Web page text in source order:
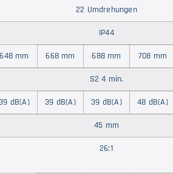
22 Umdrehungen
IP44
648 mm 668 mm 688 mm 708 mm
S2 4 min.
dB(A) 39 dB(A) 39 dB(A) 48 dB(A)
45 mm
26:1